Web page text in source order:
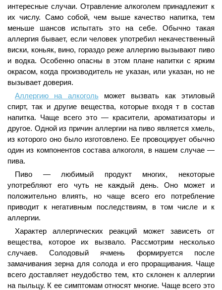
интересные случаи. Отравление алкоголем принадлежит к
их числу. Само собой, чем выше качество напитка, тем
меньше шансов испытать это на себе. Обычно такая
аллергия бывает, если человек употребил некачественный
виски, коньяк, вино, гораздо реже аллергию вызывают пиво
и водка. Особенно опасны в этом плане напитки с ярким
окрасом, когда производитель не указан, или указан, но не
вызывает доверия.
Аллергию на алкогольможет вызвать как этиловый
спирт, так и другие вещества, которые входя т в состав
напитка. Чаще всего это — красители, ароматизаторы и
другое. Одной из причин аллергии на пиво является хмель,
из которого оно было изготовлено. Ее провоцирует обычно
один из компонентов состава алкоголя, в нашем случае —
пива.
Пиво — любимый продукт многих, некоторые
употребляют его чуть не каждый день. Оно может и
положительно влиять, но чаще всего его потребление
приводит к негативным последствиям, в том числе и к
аллергии.
Характер аллергических реакций может зависеть от
вещества, которое их вызвало. Рассмотрим несколько
случаев. Солодовый ячмень формируется после
замачивания зерна для солода и его проращивания. Чаще
всего доставляет неудобство тем, кто склонен к аллергии
на пыльцу. К ее симптомам относят многие. Чаще всего это